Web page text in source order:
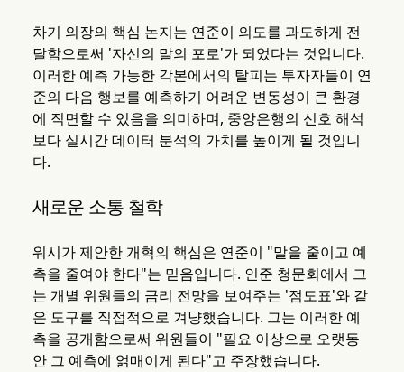
차기 의장의 핵심 논지는 연준이 의도를 과도하게 전
달함으로써 '자신의 말의 포로'가 되었다는 것입니다.
이러한 예측 가능한 각본에서의 탈피는 투자자들이 연
준의 다음 행보를 예측하기 어려운 변동성이 큰 환경
에 직면할 수 있음을 의미하며, 중앙은행의 신호 해석
보다 실시간 데이터 분석의 가치를 높이게 될 것입니
다.
새로운 소통 철학
워시가 제안한 개혁의 핵심은 연준이 "말을 줄이고 예
측을 줄여야 한다"는 믿음입니다. 인준 청문회에서 그
는 개별 위원들의 금리 전망을 보여주는 '점도표'와 같
은 도구를 직접적으로 겨냥했습니다. 그는 이러한 예
측을 공개함으로써 위원들이 "필요 이상으로 오랫동
안 그 예측에 얽매이게 된다"고 주장했습니다.